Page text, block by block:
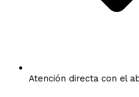
Atención directa con el